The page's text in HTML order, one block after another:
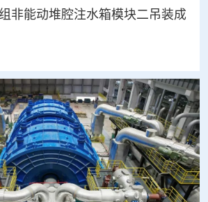
非能动堆腔注水箱模块二吊装成